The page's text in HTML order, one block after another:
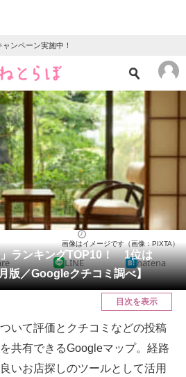
ンペーン実施中！
ニュース
クイズ
地域
教育・育児
リサーチ
ド
ランキングTOP10！ 1位は
版／Googleクチコミ調べ】
画像はイメージです（画像：PIXTA）
LINE hatena
目次を表示
いて評価とクチコミなどの投稿
共有できるGoogleマップ。経路
いお店探しのツールとして活用